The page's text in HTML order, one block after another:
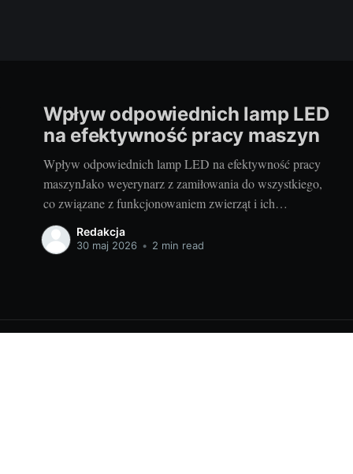
Wpływ odpowiednich lamp LED
na efektywność pracy maszyn
Wpływ odpowiednich lamp LED na efektywność pracy
maszynJako weyerynarz z zamiłowania do wszystkiego,
co związane z funkcjonowaniem zwierząt i ich
potrzebami, często spotykam się z sytuacjami, gdy
właściwy dobór osprzętu może znacząco wpłynąć na
Redakcja
30 maj 2026 • 2 min read